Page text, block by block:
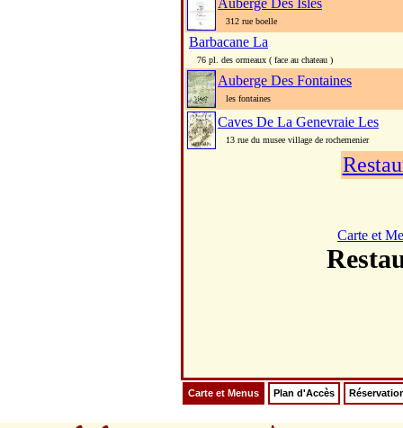
Auberge Des Isles
312 rue boelle
Barbacane La
76 pl. des ormeaux ( face au chateau )
Auberge Des Fontaines
les fontaines
Caves De La Genevraie Les
13 rue du musee village de rochemenier
Carte et
Carte et Menus Plan d'Accès